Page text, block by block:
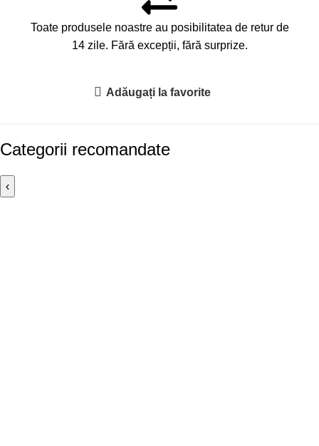
Toate produsele noastre au posibilitatea de retur de
14 zile. Fără excepții, fără surprize.
Adăugați la favorite
Categorii recomandate
‹